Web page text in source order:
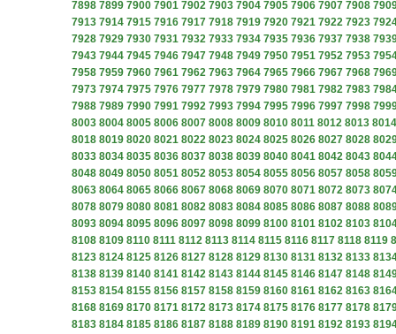
7898 7899 7900 7901 7902 7903 7904 7905 7906 7907 7908
7913 7914 7915 7916 7917 7918 7919 7920 7921 7922 7923
7928 7929 7930 7931 7932 7933 7934 7935 7936 7937 7938
7943 7944 7945 7946 7947 7948 7949 7950 7951 7952 7953
7958 7959 7960 7961 7962 7963 7964 7965 7966 7967 7968
7973 7974 7975 7976 7977 7978 7979 7980 7981 7982 7983
7988 7989 7990 7991 7992 7993 7994 7995 7996 7997 7998
8003 8004 8005 8006 8007 8008 8009 8010 8011 8012 8013 8014
8018 8019 8020 8021 8022 8023 8024 8025 8026 8027 8028
8033 8034 8035 8036 8037 8038 8039 8040 8041 8042 8043
8048 8049 8050 8051 8052 8053 8054 8055 8056 8057 8058
8063 8064 8065 8066 8067 8068 8069 8070 8071 8072 8073
8078 8079 8080 8081 8082 8083 8084 8085 8086 8087 8088
8093 8094 8095 8096 8097 8098 8099 8100 8101 8102 8103
8108 8109 8110 8111 8112 8113 8114 8115 8116 8117 8118 8119
8123 8124 8125 8126 8127 8128 8129 8130 8131 8132 8133
8138 8139 8140 8141 8142 8143 8144 8145 8146 8147 8148
8153 8154 8155 8156 8157 8158 8159 8160 8161 8162 8163
8168 8169 8170 8171 8172 8173 8174 8175 8176 8177 8178
8183 8184 8185 8186 8187 8188 8189 8190 8191 8192 8193